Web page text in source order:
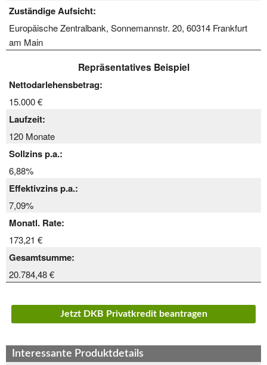
Zuständige Aufsicht:
Europäische Zentralbank, Sonnemannstr. 20, 60314 Frankfurt
am Main
Repräsentatives Beispiel
Nettodarlehensbetrag:
15.000 €
Laufzeit:
120 Monate
Sollzins p.a.:
6,88%
Effektivzins p.a.:
7,09%
Monatl. Rate:
173,21 €
Gesamtsumme:
20.784,48 €
Jetzt DKB Privatkredit beantragen
Interessante Produktdetails